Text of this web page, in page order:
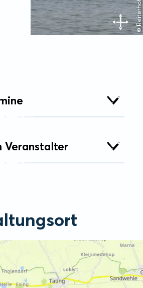
Veranstalter